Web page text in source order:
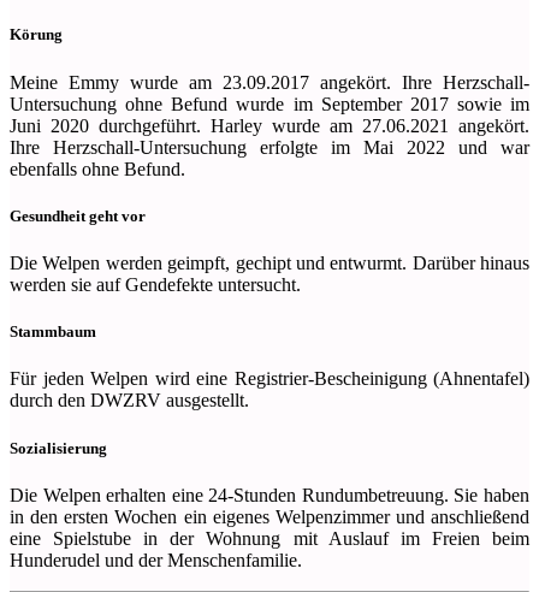
Körung
Meine Emmy wurde am 23.09.2017 angekört. Ihre Herzschall-
Untersuchung ohne Befund wurde im September 2017 sowie im
Juni 2020 durchgeführt. Harley wurde am 27.06.2021 angekört.
Ihre Herzschall-Untersuchung erfolgte im Mai 2022 und war
ebenfalls ohne Befund.
Gesundheit geht vor
Die Welpen werden geimpft, gechipt und entwurmt. Darüber hinaus
werden sie auf Gendefekte untersucht.
Stammbaum
Für jeden Welpen wird eine Registrier-Bescheinigung (Ahnentafel)
durch den DWZRV ausgestellt.
Sozialisierung
Die Welpen erhalten eine 24-Stunden Rundumbetreuung. Sie haben
in den ersten Wochen ein eigenes Welpenzimmer und anschließend
eine Spielstube in der Wohnung mit Auslauf im Freien beim
Hunderudel und der Menschenfamilie.